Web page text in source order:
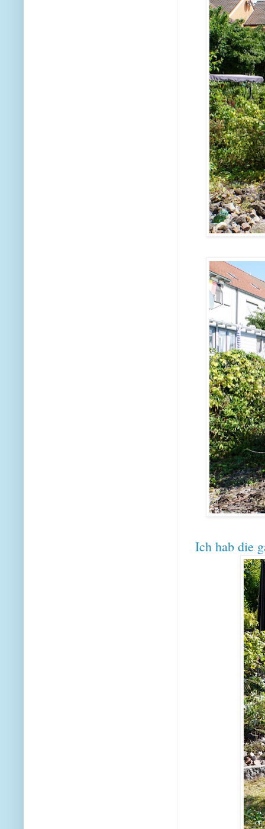
Ich hab die